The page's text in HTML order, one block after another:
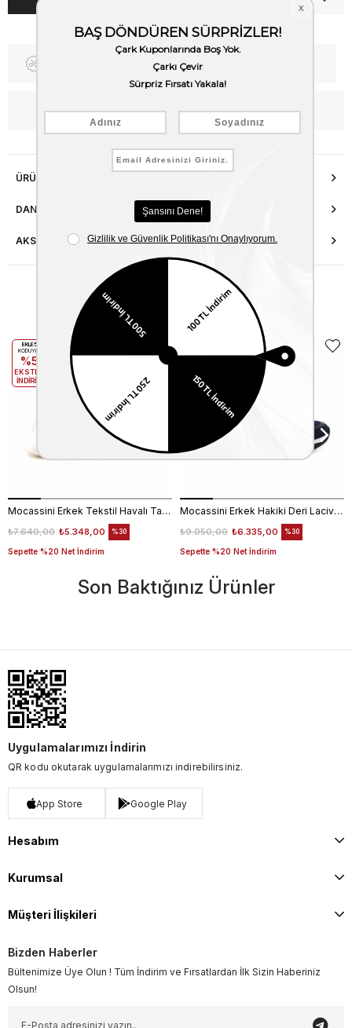
Fiyat Düşünce Haber Ver
WhatsApp’tan Bilgi Al
ÜRÜN ÖZELLIKLERI
DANIŞMA HATTI
AKSESUAR ONARIMI
Benzer Ürünler
Mocassini Erkek Tekstil Havalı Taban Beyaz Spor & Sneaker Ayakkabı
₺5.348,00
₺7.640,00
Sepette %20 Net İndirim
%30
EKLE5
KODUYLA
%5
EKSTRA
İNDİRİM
Mocassini Erkek Hakiki Deri Lacivert Spor & Sneaker Ayakkabı
₺6.335,00
₺9.050,00
Sepette %20 Net İndirim
%30
İNDİRİM
Son Baktığınız Ürünler
Uygulamalarımızı İndirin
QR kodu okutarak uygulamalarımızı indirebilirsiniz.
App Store Google Play
Hesabım
Kurumsal
Müşteri İlişkileri
Bizden Haberler
Bültenimize Üye Olun ! Tüm İndirim ve Fırsatlardan İlk Sizin Haberiniz
Olsun!